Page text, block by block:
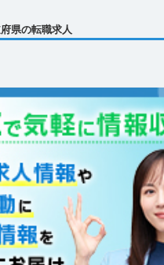
県の転職求人